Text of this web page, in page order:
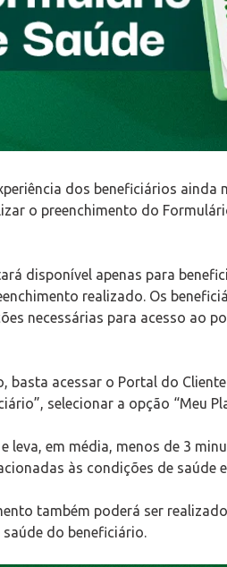
dos beneficiários ainda
o preenchimento do
disponível apenas para
realizado. Os
necessárias para acesso ao
basta acessar o Portal do
selecionar a opção “Meu
leva, em média, menos de 3
às condições de saúde
também poderá ser
do beneficiário.